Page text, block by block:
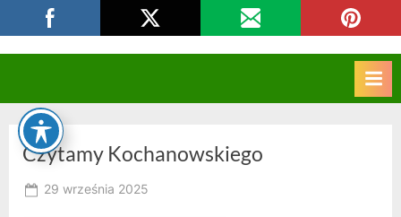
CKZIU Strzelce Opolskie
Czytamy Kochanowskiego
29 września 2025